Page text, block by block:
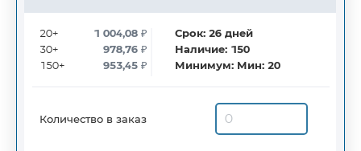
20+
30+
150+
1 004,08₽
978,76₽
953,45₽
Срок:26дней
Наличие: 150
Минимум: Мин: 20
Количество в заказ